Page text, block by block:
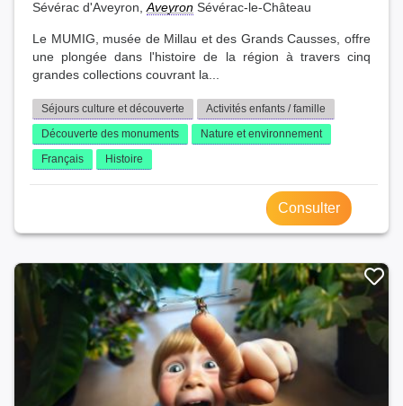
Sévérac d'Aveyron, Aveyron Sévérac-le-Château
Le MUMIG, musée de Millau et des Grands Causses, offre
une plongée dans l'histoire de la région à travers cinq
grandes collections couvrant la...
Séjours culture et découverte
Activités enfants / famille
Découverte des monuments
Nature et environnement
Français
Histoire
Consulter